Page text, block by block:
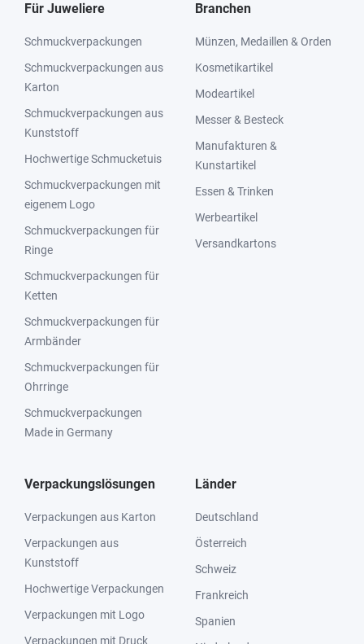
Für Juweliere
Schmuckverpackungen
Schmuckverpackungen aus
Karton
Schmuckverpackungen aus
Kunststoff
Hochwertige Schmucketuis
Schmuckverpackungen mit
eigenem Logo
Schmuckverpackungen für
Ringe
Schmuckverpackungen für
Ketten
Schmuckverpackungen für
Armbänder
Schmuckverpackungen für
Ohrringe
Schmuckverpackungen
Made in Germany
Branchen
Münzen, Medaillen & Orden
Kosmetikartikel
Modeartikel
Messer & Besteck
Manufakturen &
Kunstartikel
Essen & Trinken
Werbeartikel
Versandkartons
Verpackungslösungen
Verpackungen aus Karton
Verpackungen aus
Kunststoff
Hochwertige Verpackungen
Verpackungen mit Logo
Verpackungen mit Druck
Länder
Deutschland
Österreich
Schweiz
Frankreich
Spanien